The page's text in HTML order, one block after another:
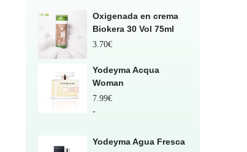
Oxigenada en crema
Biokera 30 Vol 75ml
3.70€
Yodeyma Acqua
Woman
7.99€
-
Yodeyma Agua Fresca